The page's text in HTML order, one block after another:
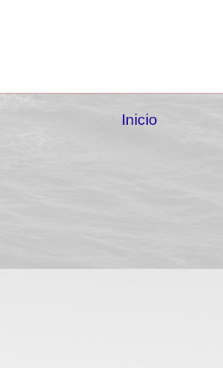
Inicio